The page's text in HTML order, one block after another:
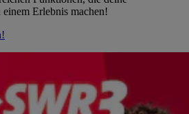
Erlebnis machen!